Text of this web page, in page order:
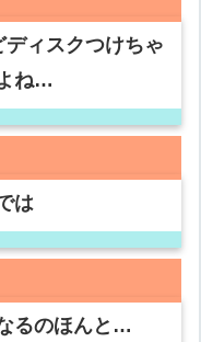
ィスクつけちゃ
ね…
は
るのほんと…